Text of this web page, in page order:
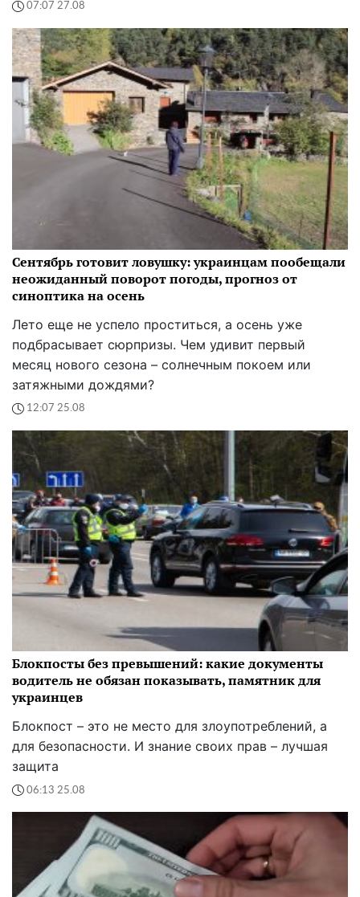
07:07 27.08
Сентябрь готовит ловушку: украинцам пообещали
неожиданный поворот погоды, прогноз от
синоптика на осень
Лето еще не успело проститься, а осень уже
подбрасывает сюрпризы. Чем удивит первый
месяц нового сезона – солнечным покоем или
затяжными дождями?
12:07 25.08
Блокпосты без превышений: какие документы
водитель не обязан показывать, памятник для
украинцев
Блокпост – это не место для злоупотреблений, а
для безопасности. И знание своих прав – лучшая
защита
06:13 25.08